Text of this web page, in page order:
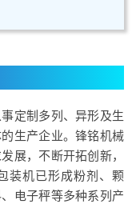
定制多列、异形及生
生产企业。锋铭机械
展，不断开拓创新，
装机已形成粉剂、颗
电子秤等多种系列产